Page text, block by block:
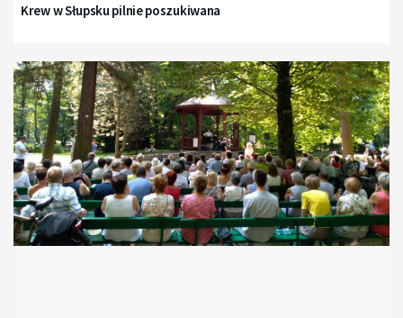
Krew w Słupsku pilnie poszukiwana